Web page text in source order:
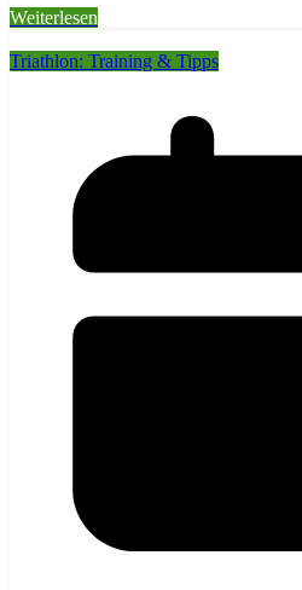
Weiterlesen
Triathlon: Training & Tipps